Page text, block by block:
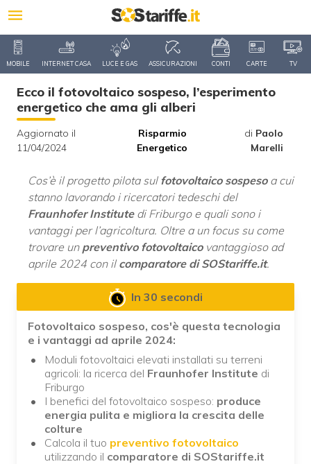
MOBILE INTERNET CASA LUCE E GAS ASSICURAZIONI CONTI CARTE TV
Ecco il fotovoltaico sospeso, l’esperimento
energetico che ama gli alberi
Aggiornato il
11/04/2024
Risparmio
Energetico
di Paolo
Marelli
Cos’è il progetto pilota sul fotovoltaico sospesoa cui
stanno lavorando i ricercatori tedeschi del
Fraunhofer Institutedi Friburgo e quali sono i
vantaggi per l’agricoltura. Oltre a un focus su come
trovare un preventivo fotovoltaicovantaggioso ad
aprile 2024 con il comparatore di SOStariffe.it.
In 30 secondi
Fotovoltaico sospeso, cos'è questa tecnologia
e i vantaggi ad aprile 2024:
Moduli fotovoltaici elevati installati su terreni
agricoli: la ricerca del Fraunhofer Institute di
Friburgo
I benefici del fotovoltaico sospeso: produce
energia pulita e migliora la crescita delle
colture
Calcola il tuo preventivo fotovoltaico
utilizzando il comparatore di SOStariffe.it